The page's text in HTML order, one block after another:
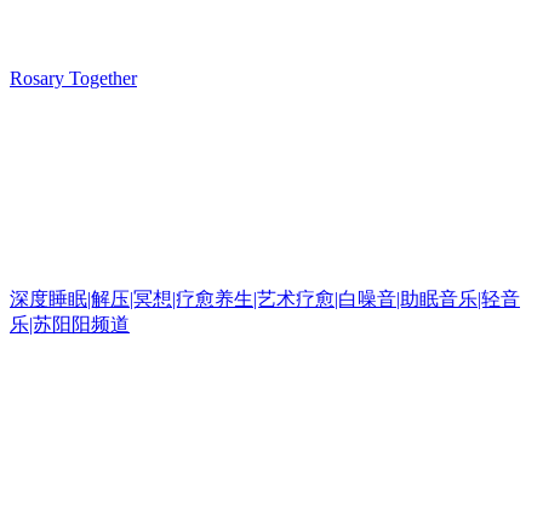
Rosary Together
深度睡眠|解压|冥想|疗愈养生|艺术疗愈|白噪音|助眠音乐|轻音
乐|苏阳阳频道